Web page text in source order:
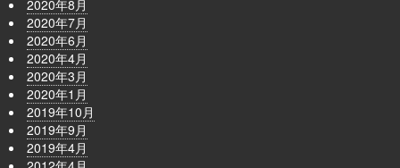
2020年8月
2020年7月
2020年6月
2020年4月
2020年3月
2020年1月
2019年10月
2019年9月
2019年4月